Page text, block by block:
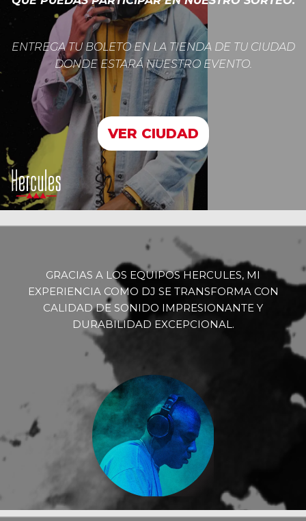
ENTREGA TU BOLETO EN LA TIENDA DE TU CIUDAD
DONDE ESTARÁ NUESTRO EVENTO.
VER CIUDAD
GRACIAS A LOS EQUIPOS HERCULES, MI
EXPERIENCIA COMO DJ SE TRANSFORMA CON
CALIDAD DE SONIDO IMPRESIONANTE Y
DURABILIDAD EXCEPCIONAL.